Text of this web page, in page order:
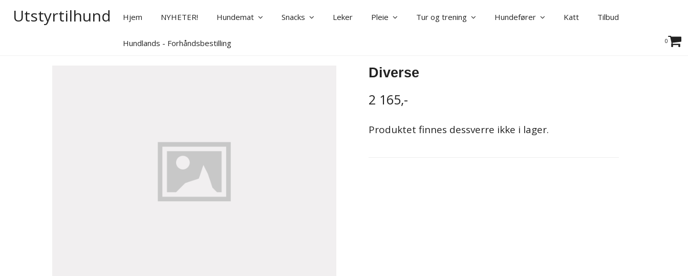
Diverse
2 165,-
Produktet finnes dessverre ikke i lager.
Utstyrtilhund Hjem NYHETER! Hundemat Snacks Leker Pleie Tur og trening Hundefører Katt Tilbud
Hundlands - Forhåndsbestilling 0